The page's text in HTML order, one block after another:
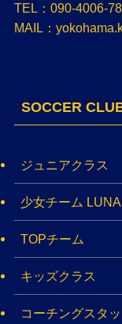
TEL：090-4006-
MAIL：
SOCCER
ジュニアクラス
少女チーム LUNA
TOPチーム
キッズクラス
コーチングスタ